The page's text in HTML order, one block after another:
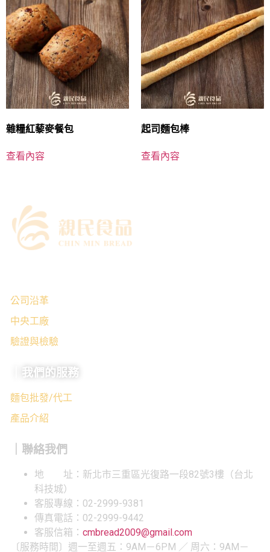
雜糧紅藜麥餐包
查看內容
起司麵包棒
查看內容
公司沿革
中央工廠
驗證與檢驗
｜我們的服務
麵包批發/代工
產品介紹
｜聯絡我們
地 址：新北市三重區光復路一段82號3樓（台北
科技城）
客服專線：02-2999-9381
傳真電話：02-2999-9442
客服信箱： cmbread2009@gmail.com
〔服務時間〕週一至週五：9AM－6PM ／ 周六：9AM－